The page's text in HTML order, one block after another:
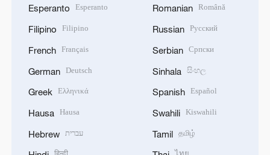
Esperanto Esperanto
Filipino Filipino
French Français
German Deutsch
Greek Ελληνικά
Hausa Hausa
Hebrew עברית
Romanian Română
Russian Русский
Serbian Српски
Sinhala සිංහල
Spanish Español
Swahili Kiswahili
Tamil தமிழ்